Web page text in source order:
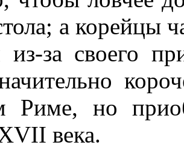
а корейцы
из-за своего
Риме, но
века.